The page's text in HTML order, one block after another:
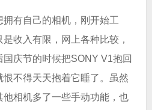
有自己的相机，刚开始工
收入有限，网上各种比较，
庆节的时候把SONY V1抱回
不得天天抱着它睡了。虽然
相机多了一些手动功能，也